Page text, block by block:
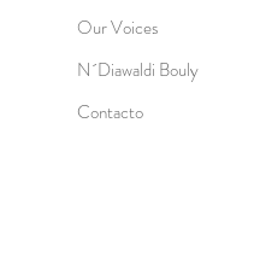
Our Voices
N´Diawaldi Bouly
Contacto